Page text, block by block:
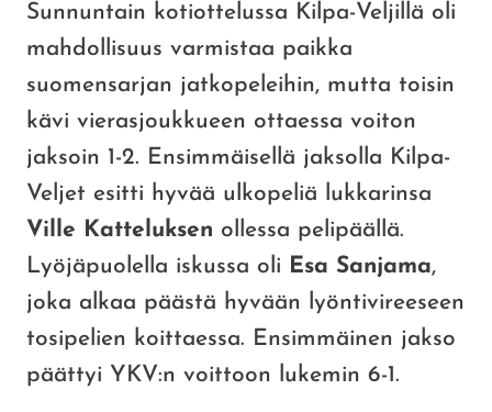
Sunnuntain kotiottelussa Kilpa-Veljillä oli
mahdollisuus varmistaa paikka
suomensarjan jatkopeleihin, mutta toisin
kävi vierasjoukkueen ottaessa voiton
jaksoin 1-2. Ensimmäisellä jaksolla Kilpa-
Veljet esitti hyvää ulkopeliä lukkarinsa
Ville Katteluksen ollessa pelipäällä.
Lyöjäpuolella iskussa oli
Esa Sanjama,
joka alkaa päästä hyvään lyöntivireeseen
tosipelien koittaessa. Ensimmäinen jakso
päättyi YKV:n voittoon lukemin 6-1.